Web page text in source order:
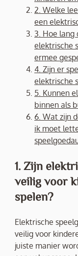
2. Welke
een
3. Hoe lang
elektrische
ermee
4. Zijn er
elektrische
5. Kunnen
binnen als
6. Wat zijn
ik moet
1. Zijn
veilig voor
spelen?
Elektrische
veilig voor
juiste manier